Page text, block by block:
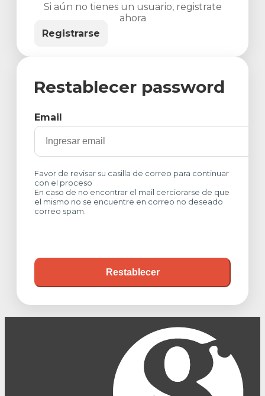
Si aún no tienes un usuario, registrate
ahora
Registrarse
Restablecer password
Email
Favor de revisar su casilla de correo para continuar
con el proceso
En caso de no encontrar el mail cerciorarse de que
el mismo no se encuentre en correo no deseado
correo spam.
Restablecer